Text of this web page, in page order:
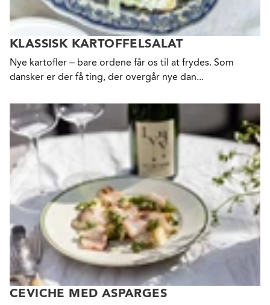
KLASSISK KARTOFFELSALAT
Nye kartofler – bare ordene får os til at frydes. Som
dansker er der få ting, der overgår nye dan...
CEVICHE MED ASPARGES